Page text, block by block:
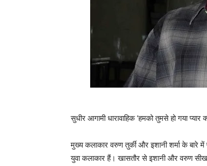
सुधीर आगामी धारावाहिक ‘हमको तुमसे हो गया
मुख्य कलाकार वरुण तुर्की और इशानी शर्मा के बारे
युवा कलाकार हैं। खासतौर से इशानी और वरुण